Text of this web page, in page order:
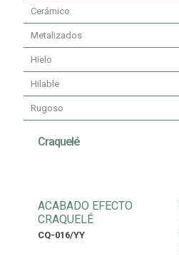
Cerámico
Metalizados
Hielo
Hilable
Rugoso
Craquelé
ACABADO EFECTO
CRAQUELÉ
CQ-016/YY